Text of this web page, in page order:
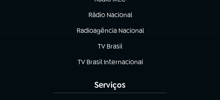
Rádio Nacional
(abre em nova aba)
Radioagência Nacional
(abre em nova aba)
TV Brasil
(abre em nova aba)
TV Brasil Internacional
(abre em nova aba)
Serviços